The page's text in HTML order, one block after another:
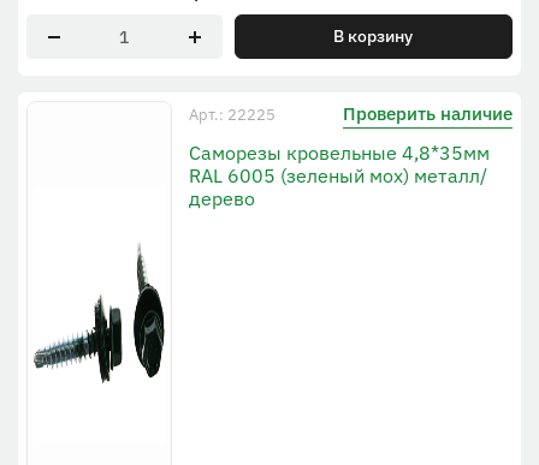
В корзину
Арт.: 22225 Проверить наличие
Саморезы кровельные 4,8*35мм
RAL 6005 (зеленый мох) металл/
дерево